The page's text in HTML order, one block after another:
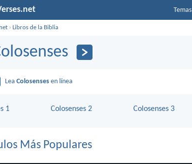
Temas
›Libros de la Biblia
LeaColosenses en línea
1 Colosenses 2 Colosenses 3
Más Populares